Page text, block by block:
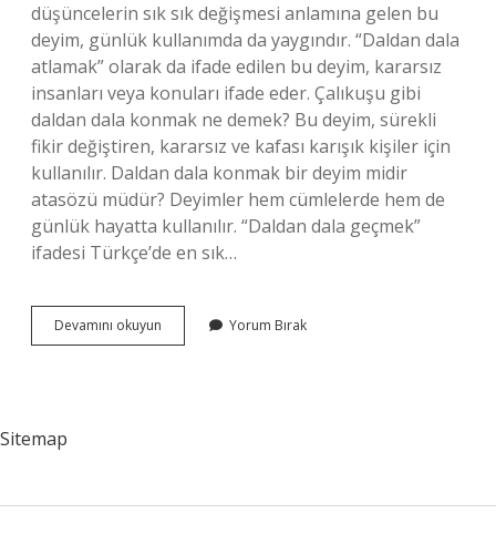
düşüncelerin sık sık değişmesi anlamına gelen bu
deyim, günlük kullanımda da yaygındır. “Daldan dala
atlamak” olarak da ifade edilen bu deyim, kararsız
insanları veya konuları ifade eder. Çalıkuşu gibi
daldan dala konmak ne demek? Bu deyim, sürekli
fikir değiştiren, kararsız ve kafası karışık kişiler için
kullanılır. Daldan dala konmak bir deyim midir
atasözü müdür? Deyimler hem cümlelerde hem de
günlük hayatta kullanılır. “Daldan dala geçmek”
ifadesi Türkçe’de en sık…
Devamını okuyun
Dala
Yorum Bırak
Sitemap